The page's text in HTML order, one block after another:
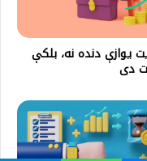
یوازې دنده نه، بلکې
دی